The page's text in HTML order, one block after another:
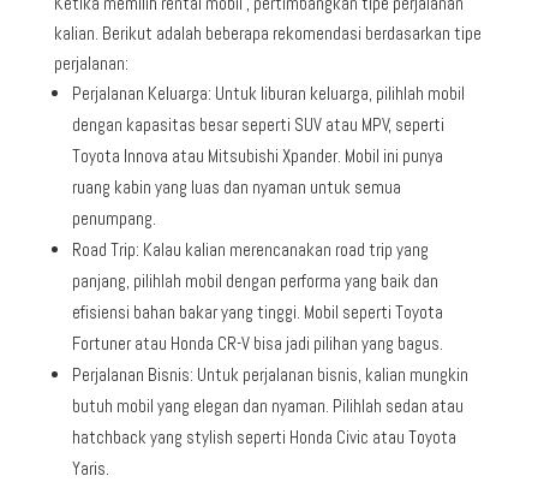
kalian. Berikut adalah beberapa rekomendasi berdasarkan tipe
perjalanan:
Perjalanan Keluarga: Untuk liburan keluarga, pilihlah mobil
dengan kapasitas besar seperti SUV atau MPV, seperti
Toyota Innova atau Mitsubishi Xpander. Mobil ini punya
ruang kabin yang luas dan nyaman untuk semua
penumpang.
Road Trip: Kalau kalian merencanakan road trip yang
panjang, pilihlah mobil dengan performa yang baik dan
efisiensi bahan bakar yang tinggi. Mobil seperti Toyota
Fortuner atau Honda CR-V bisa jadi pilihan yang bagus.
Perjalanan Bisnis: Untuk perjalanan bisnis, kalian mungkin
butuh mobil yang elegan dan nyaman. Pilihlah sedan atau
hatchback yang stylish seperti Honda Civic atau Toyota
Yaris.